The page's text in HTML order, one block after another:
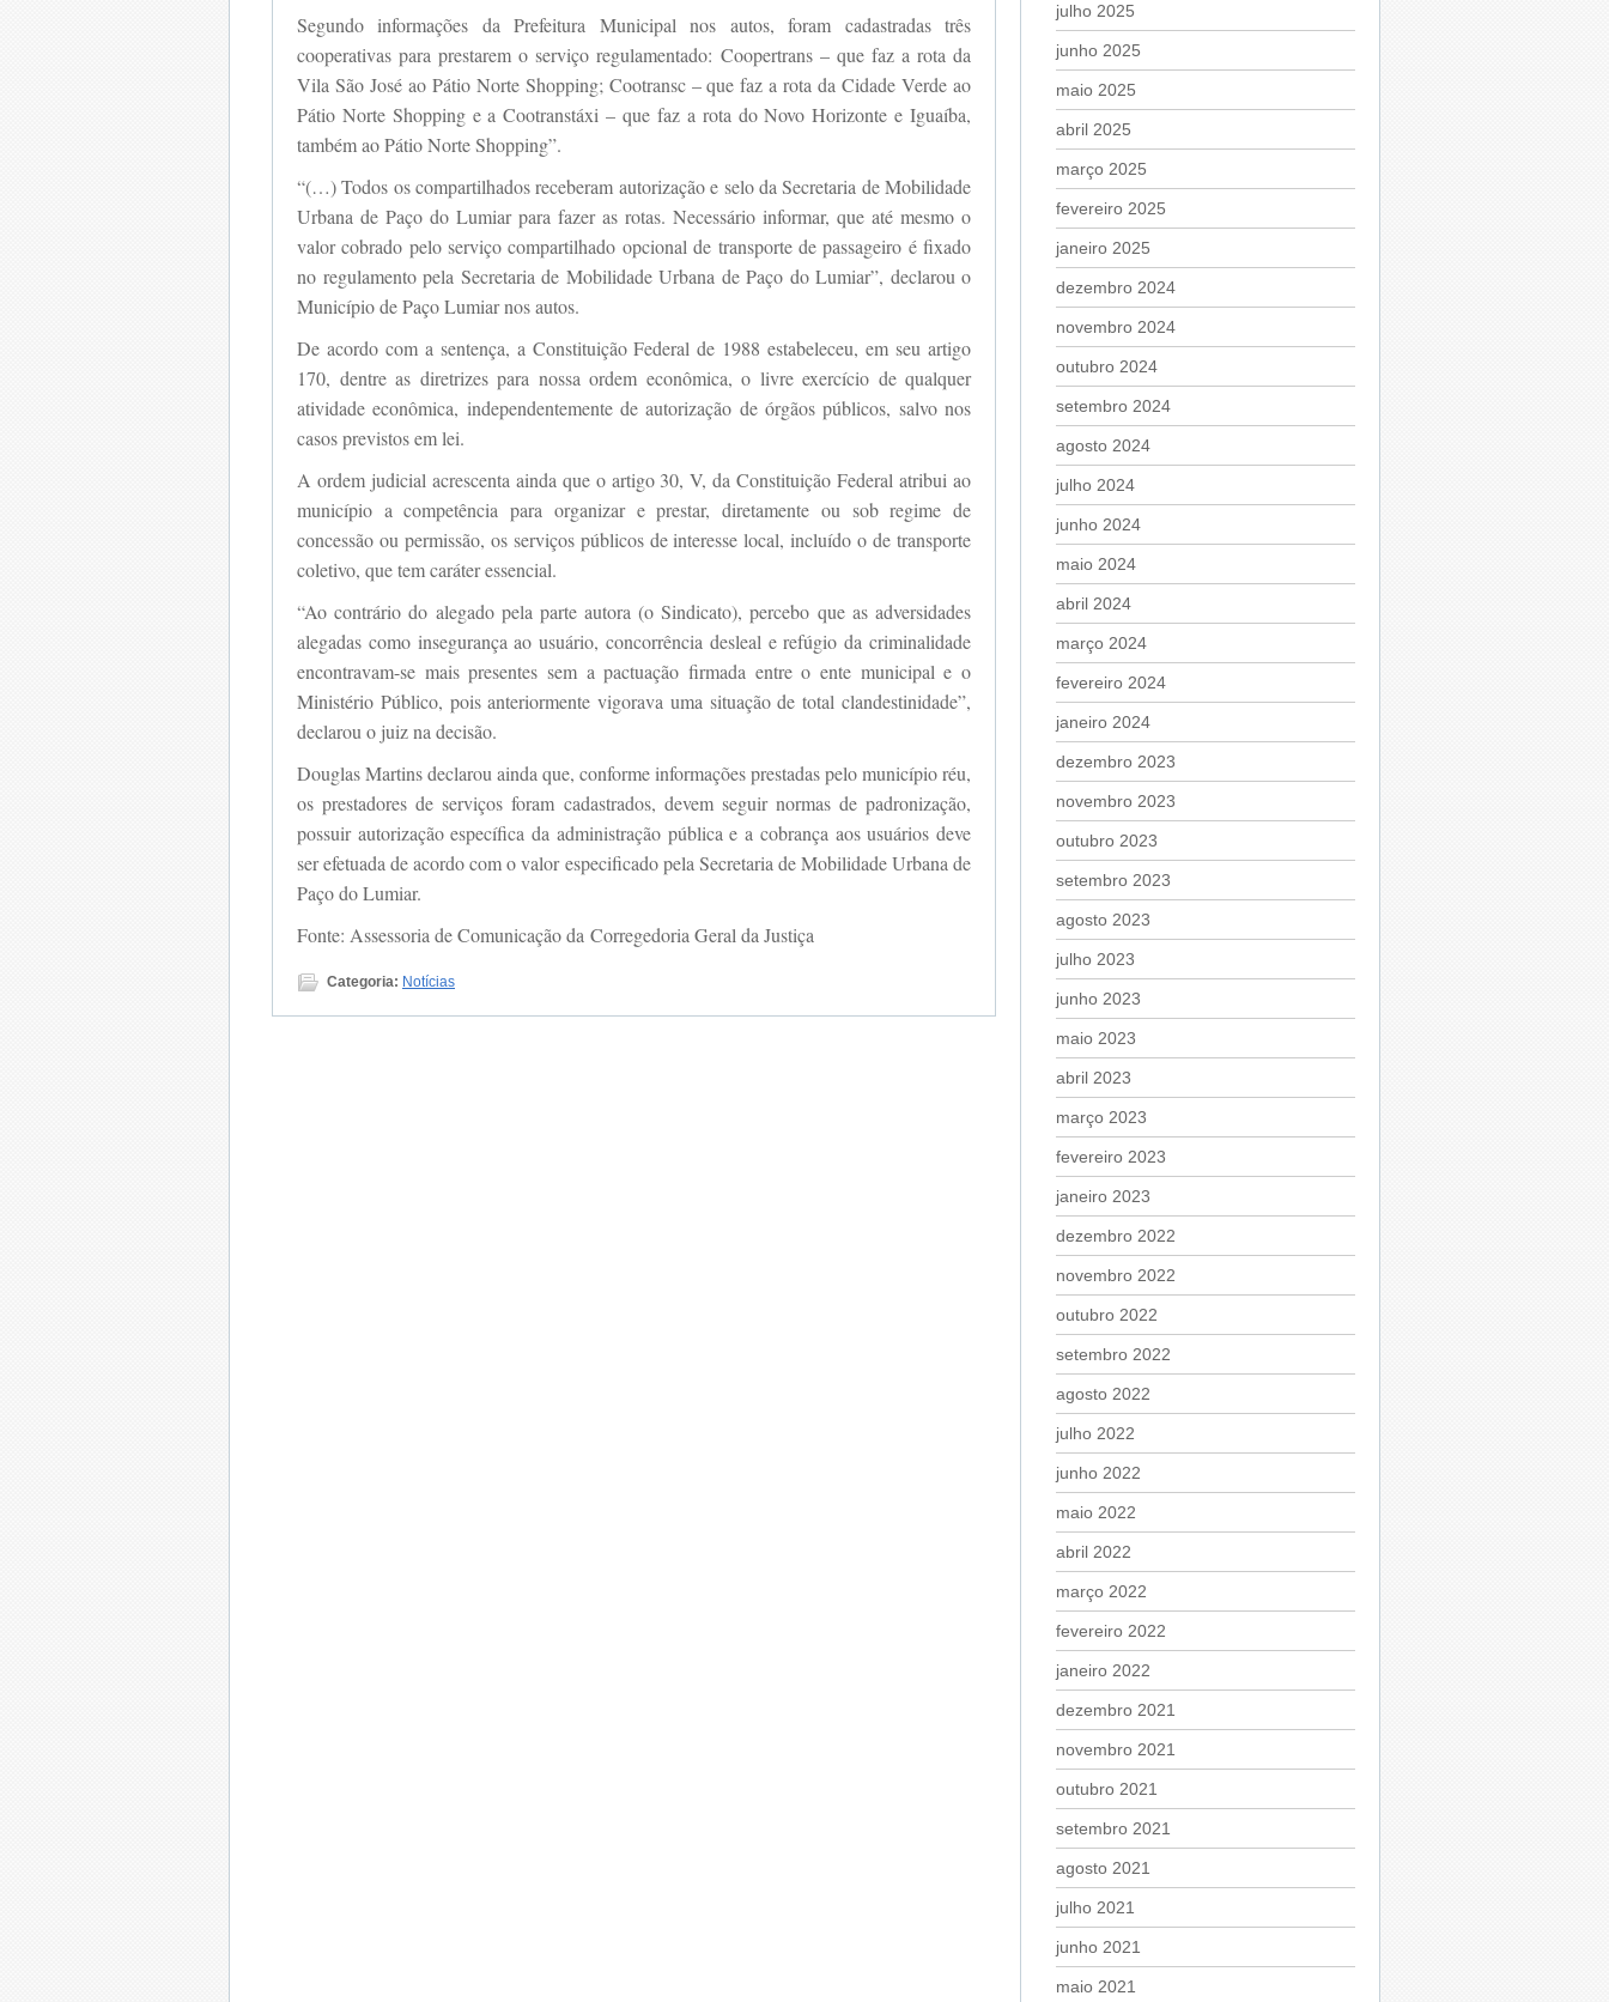
Segundo informações da Prefeitura Municipal nos autos, foram cadastradas três
cooperativas para prestarem o serviço regulamentado: Coopertrans – que faz a rota da
Vila São José ao Pátio Norte Shopping; Cootransc – que faz a rota da Cidade Verde ao
Pátio Norte Shopping e a Cootranstáxi – que faz a rota do Novo Horizonte e Iguaíba,
também ao Pátio Norte Shopping”.
“(…) Todos os compartilhados receberam autorização e selo da Secretaria de Mobilidade
Urbana de Paço do Lumiar para fazer as rotas. Necessário informar, que até mesmo o
valor cobrado pelo serviço compartilhado opcional de transporte de passageiro é fixado
no regulamento pela Secretaria de Mobilidade Urbana de Paço do Lumiar”, declarou o
Município de Paço Lumiar nos autos.
De acordo com a sentença, a Constituição Federal de 1988 estabeleceu, em seu artigo
170, dentre as diretrizes para nossa ordem econômica, o livre exercício de qualquer
atividade econômica, independentemente de autorização de órgãos públicos, salvo nos
casos previstos em lei.
A ordem judicial acrescenta ainda que o artigo 30, V, da Constituição Federal atribui ao
município a competência para organizar e prestar, diretamente ou sob regime de
concessão ou permissão, os serviços públicos de interesse local, incluído o de transporte
coletivo, que tem caráter essencial.
“Ao contrário do alegado pela parte autora (o Sindicato), percebo que as adversidades
alegadas como insegurança ao usuário, concorrência desleal e refúgio da criminalidade
encontravam-se mais presentes sem a pactuação firmada entre o ente municipal e o
Ministério Público, pois anteriormente vigorava uma situação de total clandestinidade”,
declarou o juiz na decisão.
Douglas Martins declarou ainda que, conforme informações prestadas pelo município réu,
os prestadores de serviços foram cadastrados, devem seguir normas de padronização,
possuir autorização específica da administração pública e a cobrança aos usuários deve
ser efetuada de acordo com o valor especificado pela Secretaria de Mobilidade Urbana de
Paço do Lumiar.
Fonte: Assessoria de Comunicação da Corregedoria Geral da Justiça
Categoria: Notícias
julho 2025
junho 2025
maio 2025
abril 2025
março 2025
fevereiro 2025
janeiro 2025
dezembro 2024
novembro 2024
outubro 2024
setembro 2024
agosto 2024
julho 2024
junho 2024
maio 2024
abril 2024
março 2024
fevereiro 2024
janeiro 2024
dezembro 2023
novembro 2023
outubro 2023
setembro 2023
agosto 2023
julho 2023
junho 2023
maio 2023
abril 2023
março 2023
fevereiro 2023
janeiro 2023
dezembro 2022
novembro 2022
outubro 2022
setembro 2022
agosto 2022
julho 2022
junho 2022
maio 2022
abril 2022
março 2022
fevereiro 2022
janeiro 2022
dezembro 2021
novembro 2021
outubro 2021
setembro 2021
agosto 2021
julho 2021
junho 2021
maio 2021